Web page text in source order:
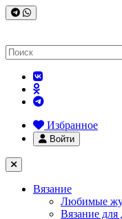
Избранное
Войти
Вязание
Любимые
Вязание